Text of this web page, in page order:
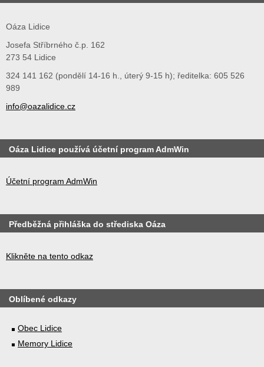
Oáza Lidice
Josefa Stříbrného č.p. 162
273 54 Lidice
324 141 162 (pondělí 14-16 h., úterý 9-15 h); ředitelka: 605 526
989
info@oazalidice.cz
Oáza Lidice používá účetní program AdmWin
Účetní program AdmWin
Předběžná přihláška do střediska Oáza
Klikněte na tento odkaz
Oblíbené odkazy
Obec Lidice
Memory Lidice